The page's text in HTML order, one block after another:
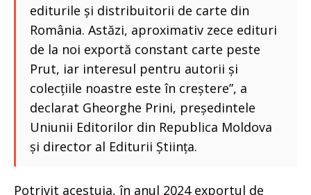
editurile și distribuitorii de carte din
România. Astăzi, aproximativ zece edituri
de la noi exportă constant carte peste
Prut, iar interesul pentru autorii și
colecțiile noastre este în creștere”, a
declarat Gheorghe Prini, președintele
Uniunii Editorilor din Republica Moldova
și director al Editurii Știința.
Potrivit acestuia, în anul 2024 exportul de